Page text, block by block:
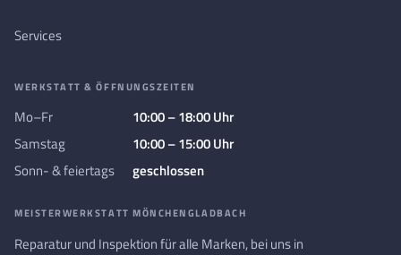
Services
WERKSTATT & ÖFFNUNGSZEITEN
Mo–Fr
10:00 – 18:00 Uhr
Samstag
10:00 – 15:00 Uhr
Sonn- & feiertags
geschlossen
MEISTERWERKSTATT MÖNCHENGLADBACH
Reparatur und Inspektion für alle Marken, bei uns in